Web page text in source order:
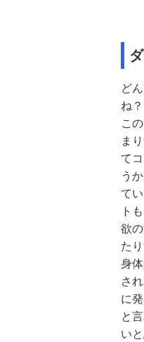
ど
ね？
こ
ま
て
う
て
ト
欲
た
身
さ
に
と
い